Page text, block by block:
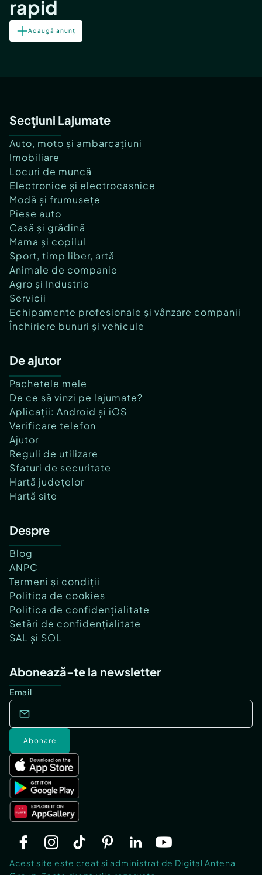
rapid
Adaugă anunț
Secțiuni Lajumate
Auto, moto și ambarcațiuni
Imobiliare
Locuri de muncă
Electronice și electrocasnice
Modă și frumusețe
Piese auto
Casă și grădină
Mama și copilul
Sport, timp liber, artă
Animale de companie
Agro și Industrie
Servicii
Echipamente profesionale și vânzare companii
Închiriere bunuri și vehicule
De ajutor
Pachetele mele
De ce să vinzi pe lajumate?
Aplicații: Android și iOS
Verificare telefon
Ajutor
Reguli de utilizare
Sfaturi de securitate
Hartă județelor
Hartă site
Despre
Blog
ANPC
Termeni și condiții
Politica de cookies
Politica de confidențialitate
Setări de confidențialitate
SAL și SOL
Abonează-te la newsletter
Email
Abonare
Acest site este creat si administrat de Digital Antena